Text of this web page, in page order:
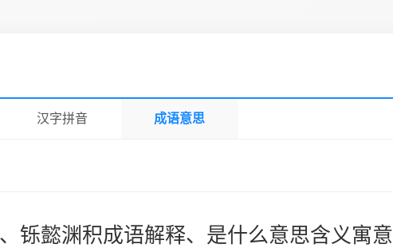
汉字拼音 成语意思
铄懿渊积成语解释、是什么意思含义寓意